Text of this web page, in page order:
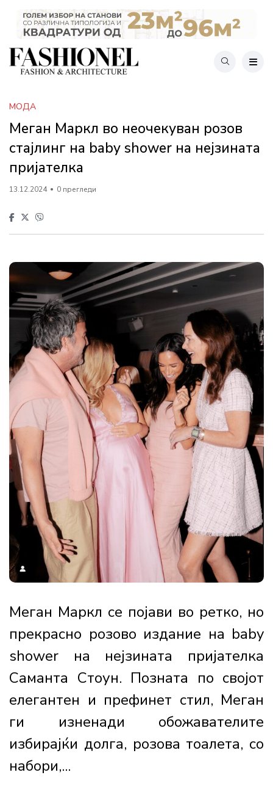
МОДА
Меган Маркл во неочекуван розов
стајлинг на baby shower на нејзината
пријателка
13.12.2024 0 прегледи
Меган Маркл се појави во ретко, но
прекрасно розово издание на baby
shower на нејзината пријателка
Саманта Стоун. Позната по својот
елегантен и префинет стил, Меган
ги изненади обожавателите
избирајќи долга, розова тоалета, со
набори,...